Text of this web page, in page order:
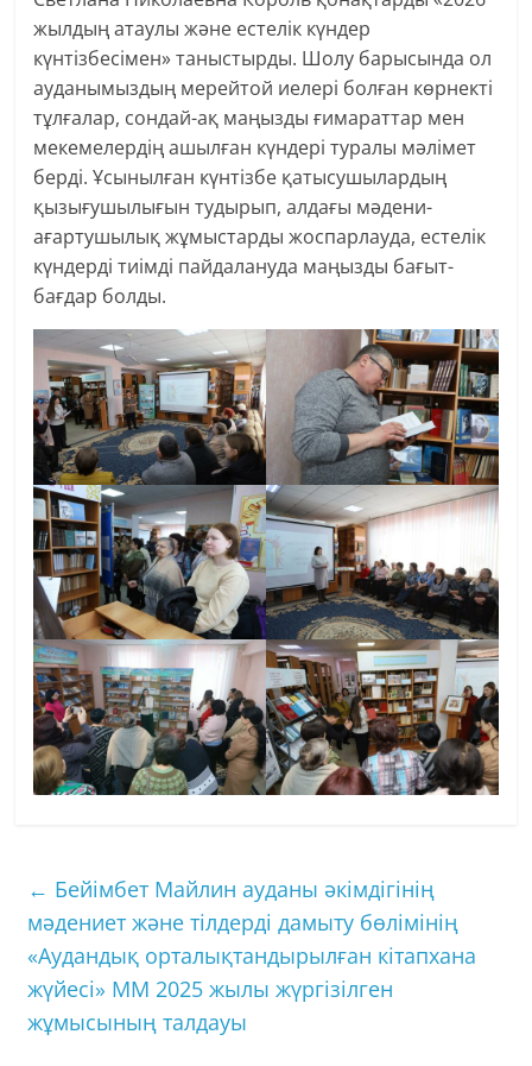
жылдың атаулы және естелік күндер
күнтізбесімен» таныстырды. Шолу барысында ол
ауданымыздың мерейтой иелері болған көрнекті
тұлғалар, сондай-ақ маңызды ғимараттар мен
мекемелердің ашылған күндері туралы мәлімет
берді. Ұсынылған күнтізбе қатысушылардың
қызығушылығын тудырып, алдағы мәдени-
ағартушылық жұмыстарды жоспарлауда, естелік
күндерді тиімді пайдалануда маңызды бағыт-
бағдар болды.
← Бейімбет Майлин ауданы әкімдігінің
мәдениет және тілдерді дамыту бөлімінің
«Аудандық орталықтандырылған кітапхана
жүйесі» ММ 2025 жылы жүргізілген
жұмысының талдауы